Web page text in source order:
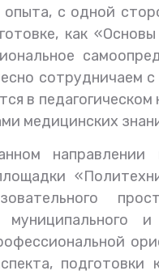
опыта, с одной
как
сотрудничаем
в
медицинских
направлении
и